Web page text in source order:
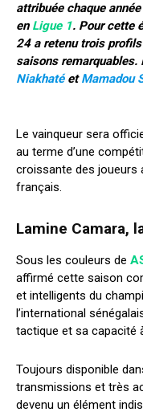
attribuée chaque
en Ligue 1. Pour cette
24 a retenu trois
saisons remarquables.
NiakhatéetMamadou
Le vainqueur sera
au terme d’une
croissante des joueurs
français.
Lamine Camara,
Sous les couleurs de
affirmé cette saison
et intelligents du
l’international
tactique et sa capacité
Toujours disponible
transmissions et très
devenu un élément